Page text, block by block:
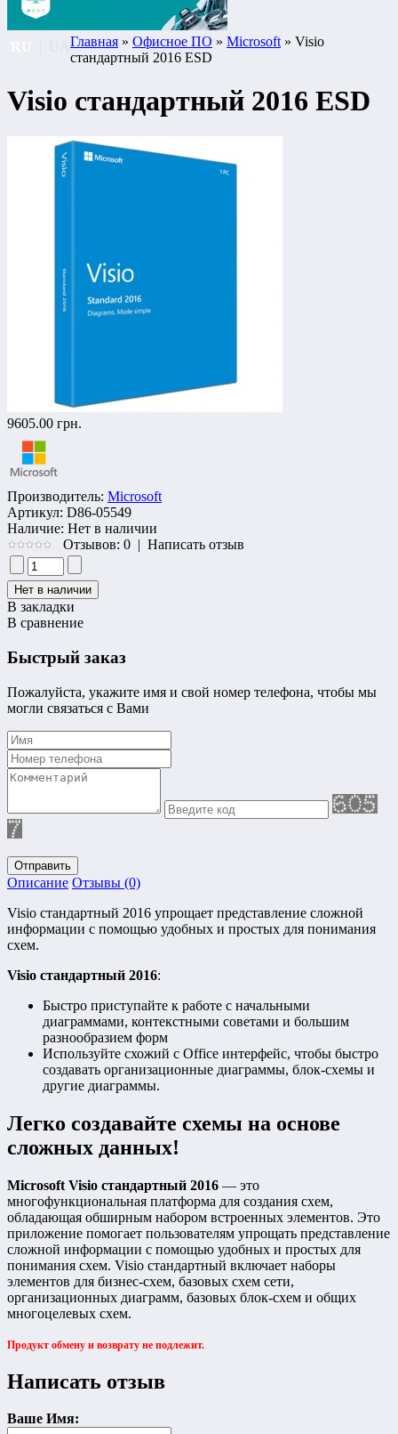
Главная » Офисное ПО » Microsoft » Visio
стандартный 2016 ESD
Visio стандартный 2016 ESD
9605.00 грн.
Производитель: Microsoft
Артикул: D86-05549
Наличие: Нет в наличии
Отзывов: 0 | Написать отзыв
В закладки
В сравнение
Быстрый заказ
Пожалуйста, укажите имя и свой номер телефона, чтобы мы
могли связаться с Вами
Отправить
Описание Отзывы (0)
Visio стандартный 2016 упрощает представление сложной
информации с помощью удобных и простых для понимания
схем.
Visio стандартный 2016:
Быстро приступайте к работе с начальными
диаграммами, контекстными советами и большим
разнообразием форм
Используйте схожий с Office интерфейс, чтобы быстро
создавать организационные диаграммы, блок-схемы и
другие диаграммы.
Легко создавайте схемы на основе
сложных данных!
Microsoft Visio стандартный 2016 — это
многофункциональная платформа для создания схем,
обладающая обширным набором встроенных элементов. Это
приложение помогает пользователям упрощать представление
сложной информации с помощью удобных и простых для
понимания схем. Visio стандартный включает наборы
элементов для бизнес-схем, базовых схем сети,
организационных диаграмм, базовых блок-схем и общих
многоцелевых схем.
Продукт обмену и возврату не подлежит.
Написать отзыв
Ваше Имя: